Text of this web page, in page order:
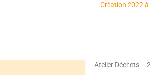
– Création 2022 à
Atelier Déchets –